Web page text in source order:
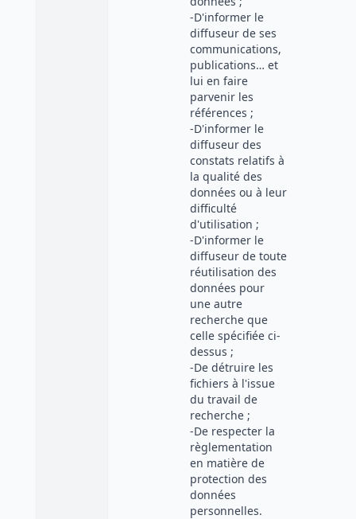
-D'informer le
diffuseur de ses
communications,
publications… et
lui en faire
parvenir les
références ;
-D'informer le
diffuseur des
constats relatifs à
la qualité des
données ou à leur
difficulté
d'utilisation ;
-D'informer le
diffuseur de toute
réutilisation des
données pour
une autre
recherche que
celle spécifiée ci-
dessus ;
-De détruire les
fichiers à l'issue
du travail de
recherche ;
-De respecter la
règlementation
en matière de
protection des
données
personnelles.